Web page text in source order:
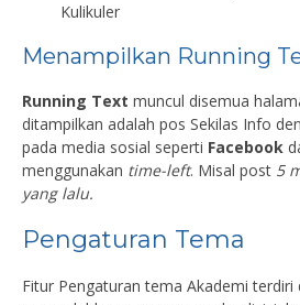
Kulikuler
Menampilkan Running
Running Text muncul disemua
ditampilkan adalah pos Sekilas Info
pada media sosial seperti Facebook
menggunakan time-left. Misal post 5
yang lalu.
Pengaturan Tema
Fitur Pengaturan tema Akademi